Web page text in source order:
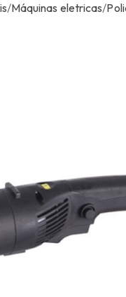
/Máquinas eletricas/